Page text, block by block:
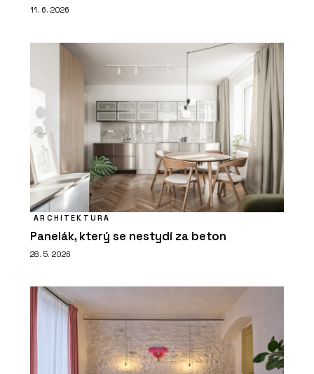
11. 6. 2026
ARCHITEKTURA
Panelák, který se nestydí za beton
28. 5. 2026